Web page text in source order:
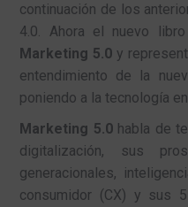
continuación de los
4.0. Ahora el nuevo
Marketing 5.0 y
entendimiento de la
poniendo a la tecnología
Marketing 5.0habla de
digitalización, sus
generacionales,
consumidor (CX) y sus